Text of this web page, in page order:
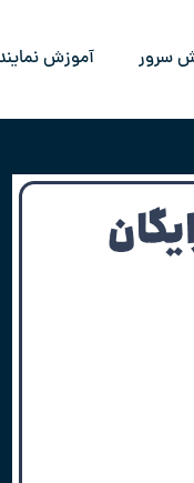
سرور آموزش